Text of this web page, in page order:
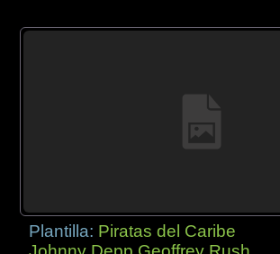
Plantilla: Piratas del Caribe